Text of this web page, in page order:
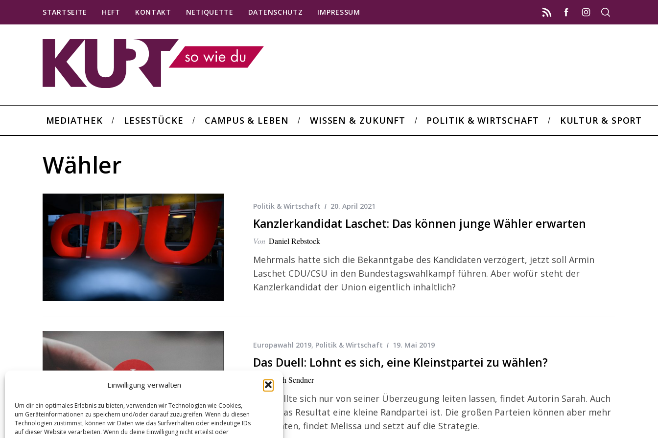
Einwilligung verwalten
Um dir ein optimales Erlebnis zu bieten, verwenden wir Technologien wie Cookies,
um Geräteinformationen zu speichern und/oder darauf zuzugreifen. Wenn du diesen
Technologien zustimmst, können wir Daten wie das Surfverhalten oder eindeutige IDs
auf dieser Website verarbeiten. Wenn du deine Einwilligung nicht erteilst oder
STARTSEITE HEFT KONTAKT NETIQUETTE DATENSCHUTZ IMPRESSUM
MEDIATHEK LESESTÜCKE CAMPUS & LEBEN WISSEN & ZUKUNFT POLITIK & WIRTSCHAFT KULTUR & SPORT
Wähler
Politik & Wirtschaft 20. April 2021
Kanzlerkandidat Laschet: Das können junge Wähler erwarten
Von Daniel Rebstock
Mehrmals hatte sich die Bekanntgabe des Kandidaten verzögert, jetzt soll Armin
Laschet CDU/CSU in den Bundestagswahlkampf führen. Aber wofür steht der
Kanzlerkandidat der Union eigentlich inhaltlich?
Europawahl 2019, Politik & Wirtschaft 19. Mai 2019
Das Duell: Lohnt es sich, eine Kleinstpartei zu wählen?
Von Sarah Sendner
Man sollte sich nur von seiner Überzeugung leiten lassen, findet Autorin Sarah. Auch
wenn das Resultat eine kleine Randpartei ist. Die großen Parteien können aber mehr
ausrichten, findet Melissa und setzt auf die Strategie.
S
e
a
r
c
h
o
: